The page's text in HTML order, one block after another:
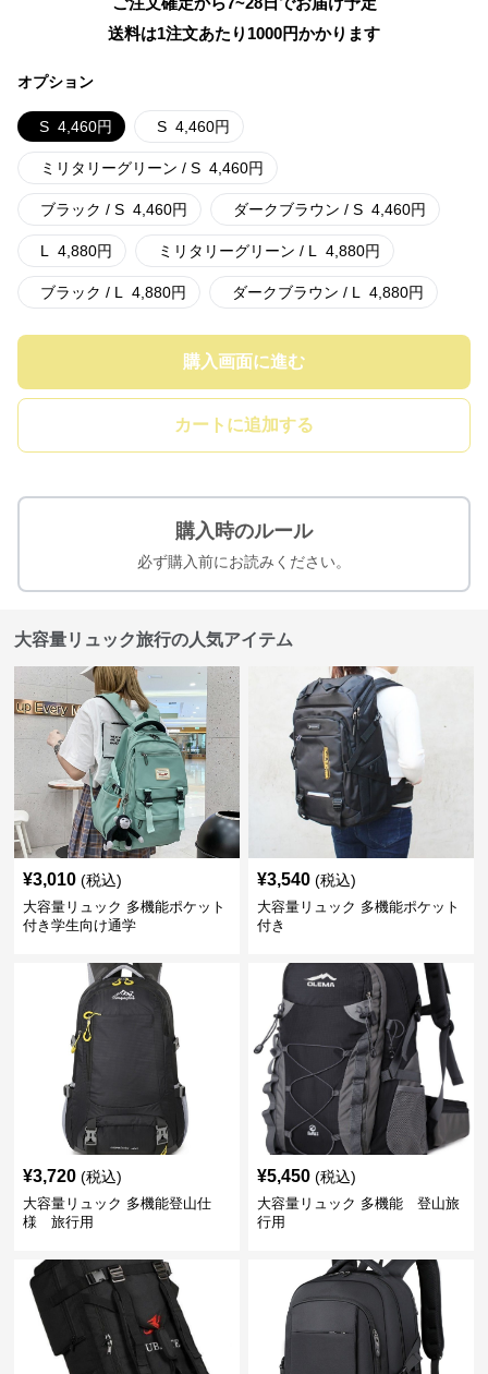
送料は1注文あたり 1000円かかります
オプション
S 4,460円 S 4,460円
ミリタリーグリーン / S 4,460円
ブラック / S 4,460円 ダークブラウン / S 4,460円
L 4,880円 ミリタリーグリーン / L 4,880円
ブラック / L 4,880円 ダークブラウン / L 4,880円
購入画面に進む
カートに追加する
購入時のルール
必ず購入前にお読みください。
大容量リュック旅行の人気アイテム
¥3,010 (税込)
大容量リュック 多機能ポケット
付き学生向け通学
¥3,540 (税込)
大容量リュック 多機能ポケット
付き
¥3,720 (税込)
大容量リュック 多機能登山仕
様 旅行用
¥5,450 (税込)
大容量リュック 多機能 登山旅
行用